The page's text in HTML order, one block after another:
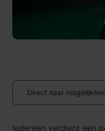
Direct naar
Iedereen verdient een